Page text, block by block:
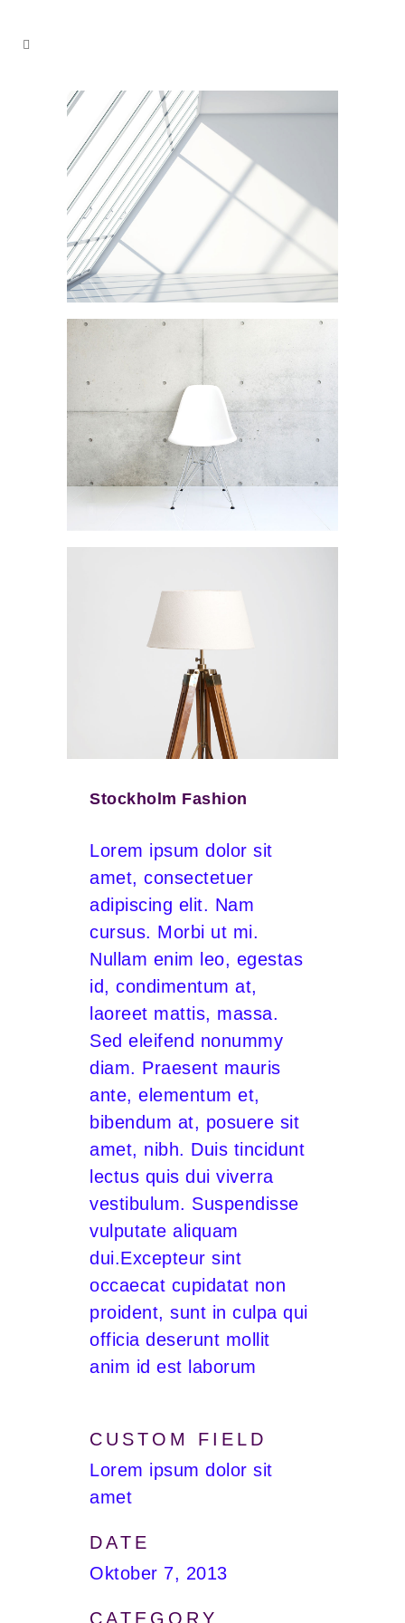
Stockholm Fashion
Lorem ipsum dolor sit
amet, consectetuer
adipiscing elit. Nam
cursus. Morbi ut mi.
Nullam enim leo, egestas
id, condimentum at,
laoreet mattis, massa.
Sed eleifend nonummy
diam. Praesent mauris
ante, elementum et,
bibendum at, posuere sit
amet, nibh. Duis tincidunt
lectus quis dui viverra
vestibulum. Suspendisse
vulputate aliquam
dui.Excepteur sint
occaecat cupidatat non
proident, sunt in culpa qui
officia deserunt mollit
anim id est laborum
CUSTOM FIELD
Lorem ipsum dolor sit
amet
DATE
Oktober 7, 2013
CATEGORY